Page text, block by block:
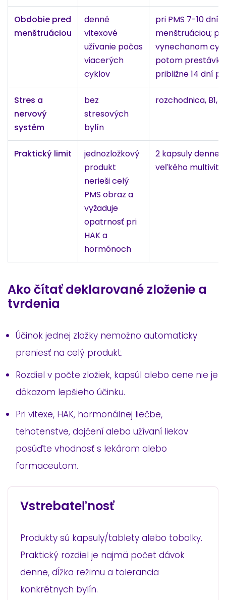
Obdobie pred
menštruáciou
denné
vitexové
užívanie počas
viacerých
cyklov
pri PMS 7-10 dní
menštruáciou;
vynechanom
potom
približne 14 dní
Stres a
nervový
systém
bez
stresových
bylín
rozchodnica, B1,
Praktický limit
jednozložkový
produkt
nerieši celý
PMS obraz a
vyžaduje
opatrnosť pri
HAK a
hormónoch
2 kapsuly denne
veľkého
Ako čítať deklarované zloženie a
tvrdenia
Účinok jednej zložky nemožno automaticky
preniesť na celý produkt.
Rozdiel v počte zložiek, kapsúl alebo cene nie je
dôkazom lepšieho účinku.
Pri vitexe, HAK, hormonálnej liečbe,
tehotenstve, dojčení alebo užívaní liekov
posúďte vhodnosť s lekárom alebo
farmaceutom.
Vstrebateľnosť
Produkty sú kapsuly/tablety alebo tobolky.
Praktický rozdiel je najmä počet dávok
denne, dĺžka režimu a tolerancia
konkrétnych bylín.